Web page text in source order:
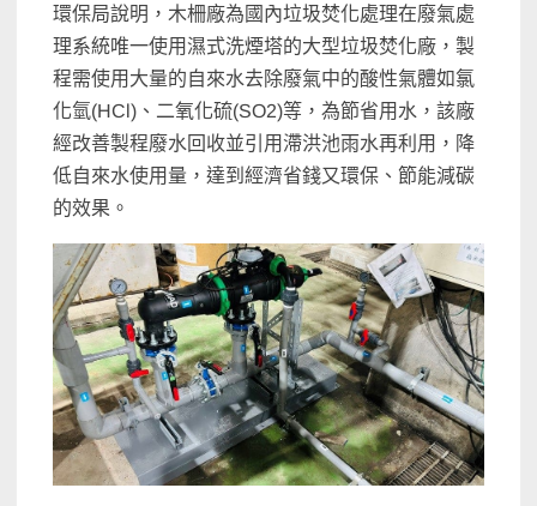
環保局說明，木柵廠為國內垃圾焚化處理在廢氣處
理系統唯一使用濕式洗煙塔的大型垃圾焚化廠，製
程需使用大量的自來水去除廢氣中的酸性氣體如氯
化氫(HCl)、二氧化硫(SO2)等，為節省用水，該廠
經改善製程廢水回收並引用滯洪池雨水再利用，降
低自來水使用量，達到經濟省錢又環保、節能減碳
的效果。